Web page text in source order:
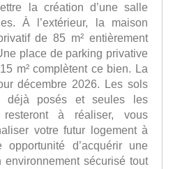
la création d’une salle
À l’extérieur, la maison
de 85 m² entièrement
place de parking privative
m² complètent ce bien. La
décembre 2026. Les sols
déjà posés et seules les
resteront à réaliser, vous
votre futur logement à
d’acquérir une
sécurisé tout